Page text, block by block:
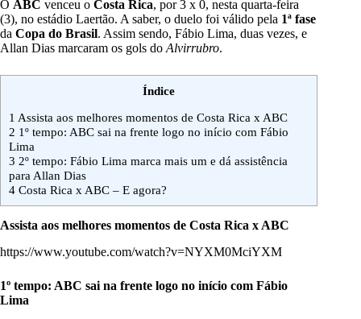
O ABC venceu o Costa Rica, por 3 x 0, nesta quarta-feira
(3), no estádio Laertão. A saber, o duelo foi válido pela 1ª fase
da Copa do Brasil. Assim sendo, Fábio Lima, duas vezes, e
Allan Dias marcaram os gols do Alvirrubro.
Índice
1 Assista aos melhores momentos de Costa Rica x ABC
2 1º tempo: ABC sai na frente logo no início com Fábio
Lima
3 2º tempo: Fábio Lima marca mais um e dá assistência
para Allan Dias
4 Costa Rica x ABC – E agora?
Assista aos melhores momentos de Costa Rica x ABC
https://www.youtube.com/watch?v=NYXM0MciYXM
1º tempo: ABC sai na frente logo no início com Fábio
Lima